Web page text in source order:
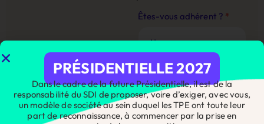
Contact
Web
Êtes-vous adhérent ? *
Nom*
PRÉSIDENTIELLE 2027
Dans le cadre de la future Présidentielle, il est de la
responsabilité du SDI de proposer, voire d’exiger, avec vous,
un modèle de société au sein duquel les TPE ont toute leur
part de reconnaissance, à commencer par la prise en